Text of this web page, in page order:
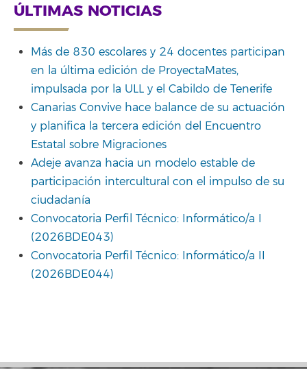
ÚLTIMAS NOTICIAS
Más de 830 escolares y 24 docentes participan
en la última edición de ProyectaMates,
impulsada por la ULL y el Cabildo de Tenerife
Canarias Convive hace balance de su actuación
y planifica la tercera edición del Encuentro
Estatal sobre Migraciones
Adeje avanza hacia un modelo estable de
participación intercultural con el impulso de su
ciudadanía
Convocatoria Perfil Técnico: Informático/a I
(2026BDE043)
Convocatoria Perfil Técnico: Informático/a II
(2026BDE044)